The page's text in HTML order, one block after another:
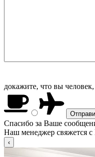
докажите, что вы
Спасибо за Ваше
Наш менеджер свяжется